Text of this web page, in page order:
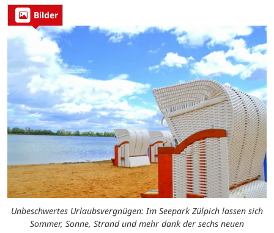
Bilder
Unbeschwertes Urlaubsvergnügen: Im Seepark Zülpich lassen sich
Sommer, Sonne, Strand und mehr dank der sechs neuen